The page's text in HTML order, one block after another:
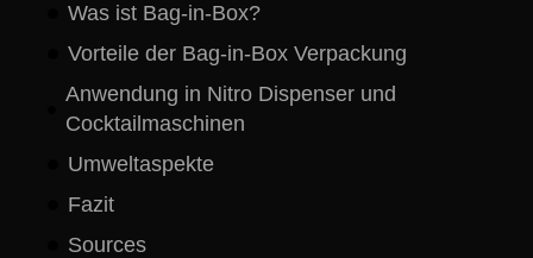
Was ist Bag-in-Box?
Vorteile der Bag-in-Box Verpackung
Anwendung in Nitro Dispenser und
Cocktailmaschinen
Umweltaspekte
Fazit
Sources